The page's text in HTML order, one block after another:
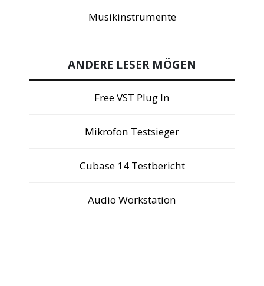
Musikinstrumente
ANDERE LESER MÖGEN
Free VST Plug In
Mikrofon Testsieger
Cubase 14 Testbericht
Audio Workstation